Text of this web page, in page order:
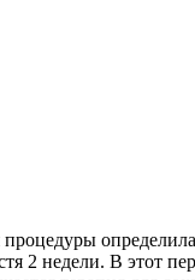
2 недели. В